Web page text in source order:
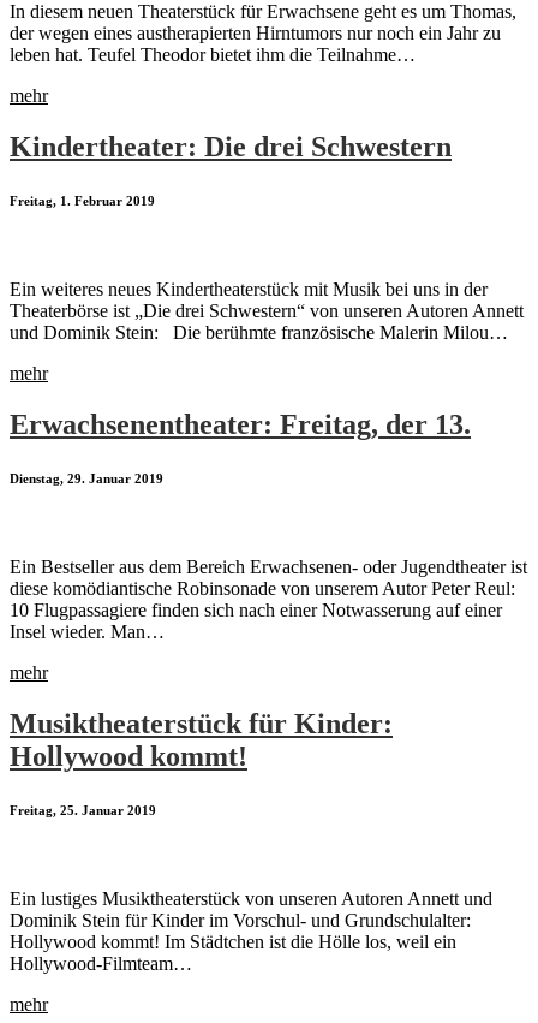
In diesem neuen Theaterstück für Erwachsene geht es um Thomas,
der wegen eines austherapierten Hirntumors nur noch ein Jahr zu
leben hat. Teufel Theodor bietet ihm die Teilnahme…
mehr
Kindertheater: Die drei Schwestern
Freitag, 1. Februar 2019
Ein weiteres neues Kindertheaterstück mit Musik bei uns in der
Theaterbörse ist „Die drei Schwestern“ von unseren Autoren Annett
und Dominik Stein: Die berühmte französische Malerin Milou…
mehr
Erwachsenentheater: Freitag, der 13.
Dienstag, 29. Januar 2019
Ein Bestseller aus dem Bereich Erwachsenen- oder Jugendtheater ist
diese komödiantische Robinsonade von unserem Autor Peter Reul:
10 Flugpassagiere finden sich nach einer Notwasserung auf einer
Insel wieder. Man…
mehr
Musiktheaterstück für Kinder:
Hollywood kommt!
Freitag, 25. Januar 2019
Ein lustiges Musiktheaterstück von unseren Autoren Annett und
Dominik Stein für Kinder im Vorschul- und Grundschulalter:
Hollywood kommt! Im Städtchen ist die Hölle los, weil ein
Hollywood-Filmteam…
mehr